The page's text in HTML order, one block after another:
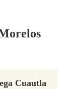
Cuautla